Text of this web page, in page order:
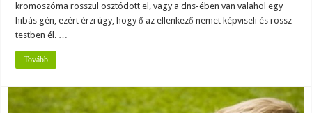
kromoszóma rosszul osztódott el, vagy a dns-ében van valahol egy
hibás gén, ezért érzi úgy, hogy ő az ellenkező nemet képviseli és rossz
testben él. …
Tovább